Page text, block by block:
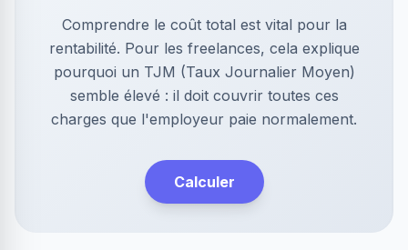
Comprendre le coût total est vital pour la
rentabilité. Pour les freelances, cela explique
pourquoi un TJM (Taux Journalier Moyen)
semble élevé : il doit couvrir toutes ces
charges que l'employeur paie normalement.
Calculer